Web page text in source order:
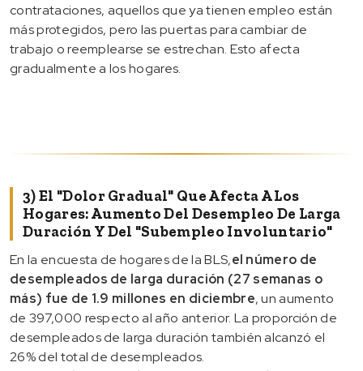
contrataciones, aquellos que ya tienen empleo están
más protegidos, pero las puertas para cambiar de
trabajo o reemplearse se estrechan. Esto afecta
gradualmente a los hogares.
3) El "dolor Gradual" Que Afecta A Los
Hogares: Aumento Del Desempleo De Larga
Duración Y Del "subempleo Involuntario"
En la encuesta de hogares de la BLS,el número de
desempleados de larga duración (27 semanas o
más) fue de 1.9 millones en diciembre, un aumento
de 397,000 respecto al año anterior. La proporción de
desempleados de larga duración también alcanzó el
26% del total de desempleados.